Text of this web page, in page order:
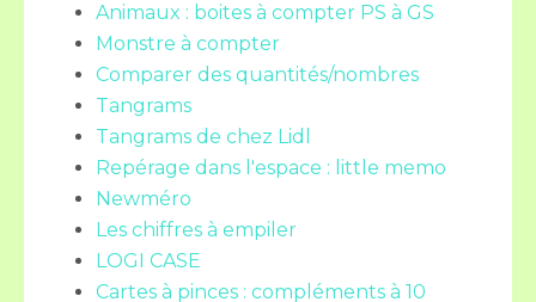
Animaux : boites à compter PS à GS
Monstre à compter
Comparer des quantités/nombres
Tangrams
Tangrams de chez Lidl
Repérage dans l'espace : little memo
Newméro
Les chiffres à empiler
LOGI CASE
Cartes à pinces : compléments à 10